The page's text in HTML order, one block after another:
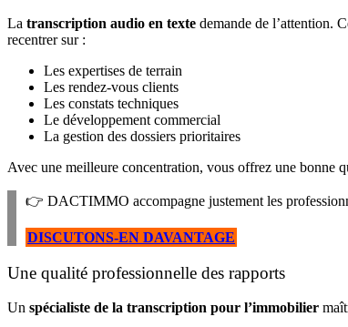
La transcription audio en texte demande de l’attention.
recentrer sur :
Les expertises de terrain
Les rendez-vous clients
Les constats techniques
Le développement commercial
La gestion des dossiers prioritaires
Avec une meilleure concentration, vous offrez une bonne
👉 DACTIMMO accompagne justement les
DISCUTONS-EN DAVANTAGE
Une qualité professionnelle des rapports
Un spécialiste de la transcription pour l’immobilier